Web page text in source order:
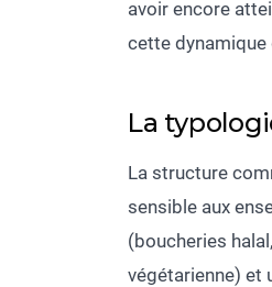
avoir encore
cette dynamique
La
La structure
sensible aux
(boucheries
végétarienne) et